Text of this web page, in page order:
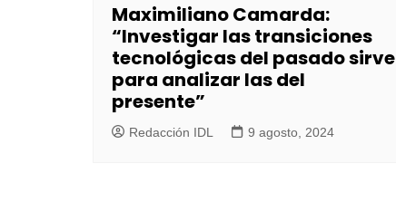
Maximiliano Camarda:
“Investigar las transiciones
tecnológicas del pasado sirve
para analizar las del
presente”
Redacción IDL 9 agosto, 2024